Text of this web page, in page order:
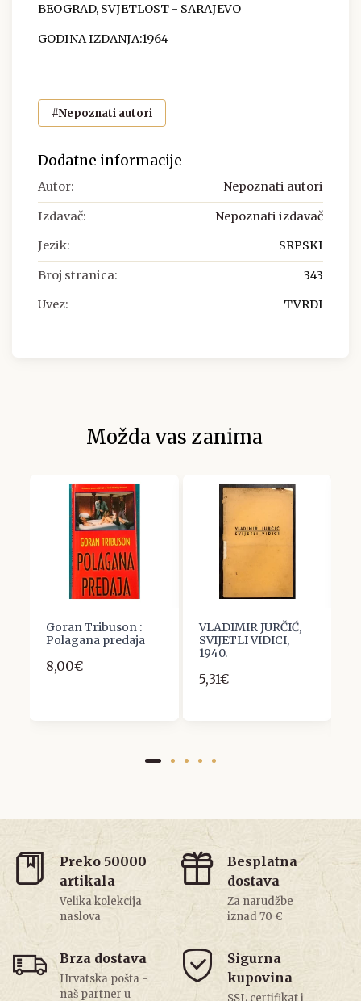
BEOGRAD, SVJETLOST - SARAJEVO
GODINA IZDANJA:1964
#Nepoznati autori
Dodatne informacije
Autor: Nepoznati autori
Izdavač: Nepoznati izdavač
Jezik: SRPSKI
Broj stranica: 343
Uvez: TVRDI
Možda vas zanima
Goran Tribuson :
Polagana predaja
8,00€
VLADIMIR JURČIĆ,
SVIJETLI VIDICI,
1940.
5,31€
Preko 50000
artikala
Velika kolekcija
naslova
Besplatna
dostava
Za narudžbe
iznad 70 €
Brza dostava
Hrvatska pošta -
naš partner u
Sigurna
kupovina
SSL certifikat i